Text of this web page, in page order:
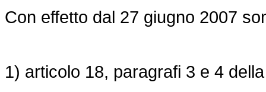
Con effetto dal 27 giugno 2007
1) articolo 18, paragrafi 3 e 4